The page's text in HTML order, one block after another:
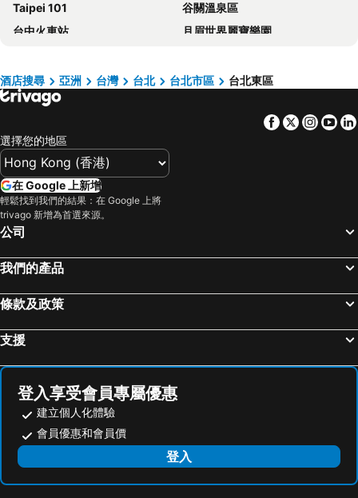
台北花園大酒店
Solaria Nisitetsu Hotel Taipei Ximen
Hotel Papa Whale
Hyatt Place New Taipei City Xinzhuang
Hotel Puri Taipei Station Branch
Hub Hotel - Taipei Songshan Airport
台北福華大飯店
Roaders Plus Hotel Taipei Station
柯達大飯店台北一店
捷絲旅-西門町館
新驛旅店台北車站二館
明日大飯店
台北美侖大飯店
Beauty Hotels Taipei - Hotel B7
Hotel Fun - Linsen
台北大倉久和大飯店
Hotel Uketamo
Xingfumiwo Happiness Meworld
Les Suites Taipei - Da An
臺北碧瑤飯店
Taipei 101
谷關溫泉區
台中火車站
月眉世界麗寶樂園
大安區
逢甲夜市
六福村主題遊樂園
台中烏日高鐵站
烏來溫泉
捷運中山站
大安森林公園
台中一中商圈
內湖區
士林夜市
桃園火車站
九份
宜蘭礁溪溫泉公園
饒河街觀光夜市
萬華區
新北投
捷運忠孝新生站
新竹火車站
台北國父紀念館
酒店搜尋 亞洲 台灣 台北 台北市區 台北東區
Facebook
Twitter
選擇您的地區
在 Google 上新增
輕鬆找到我們的結果：在 Google 上將
trivago 新增為首選來源。
公司
我們的產品
條款及政策
支援
登入享受會員專屬優惠
建立個人化體驗
會員優惠和會員價
登入